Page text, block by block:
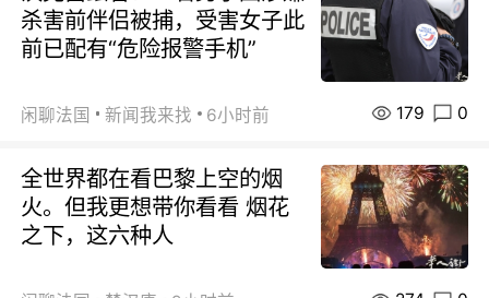
杀害前伴侣被捕，受害女子此
前已配有“危险报警手机”
闲聊法国 新闻我来找 6小时前 179 0
全世界都在看巴黎上空的烟
火。但我更想带你看看 烟花
之下，这六种人